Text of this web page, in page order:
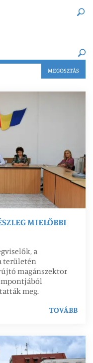
×
MEGOSZTÁS
MIELŐBBI
a
területén
magánszektor
meg.
TOVÁBB